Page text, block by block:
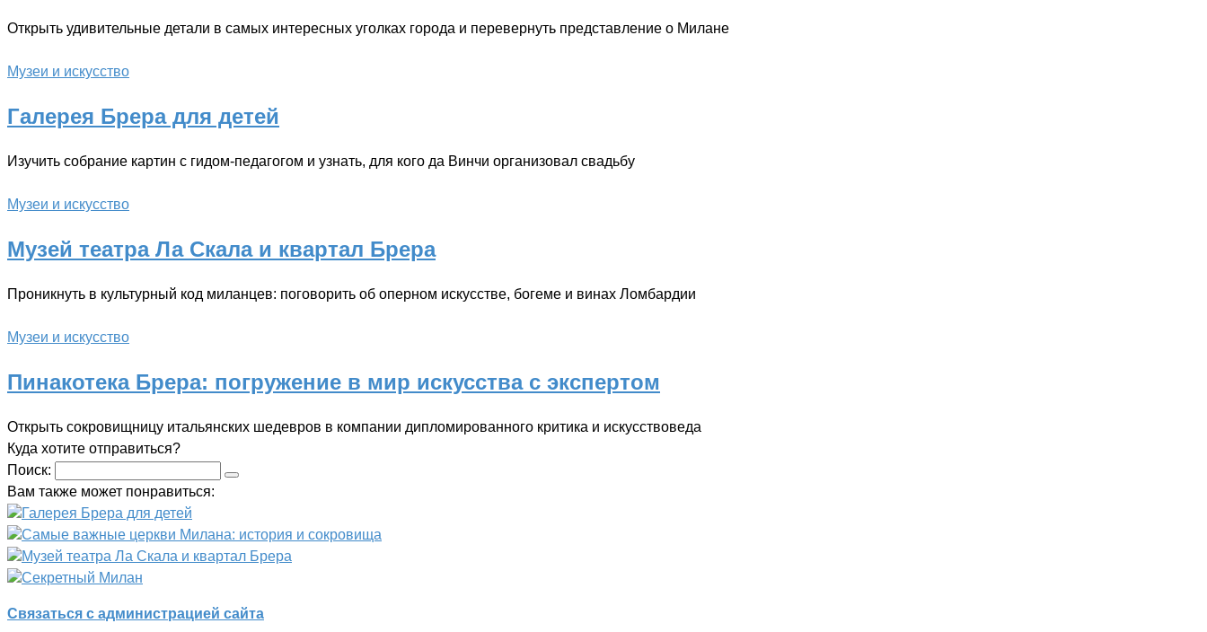
Открыть удивительные детали в самых интересных уголках города и перевернуть представление о Милане
Музеи и искусство
Галерея Брера для детей
Изучить собрание картин с гидом-педагогом и узнать, для кого да Винчи организовал свадьбу
Музеи и искусство
Музей театра Ла Скала и квартал Брера
Проникнуть в культурный код миланцев: поговорить об оперном искусстве, богеме и винах Ломбардии
Музеи и искусство
Пинакотека Брера: погружение в мир искусства с экспертом
Открыть сокровищницу итальянских шедевров в компании дипломированного критика и искусствоведа
Куда хотите отправиться?
Поиск:
Вам также может понравиться:
Галерея Брера для детей
Самые важные церкви Милана: история и сокровища
Музей театра Ла Скала и квартал Брера
Секретный Милан
Связаться с администрацией сайта